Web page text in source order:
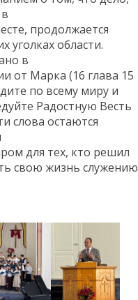
продолжается
уголках области.
в
от Марка (16 глава 15
по всему миру и
Радостную Весть
слова остаются
для тех, кто решил
свою жизнь служению